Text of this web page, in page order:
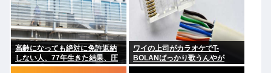
高齢になっても絶対に免許返納
しない人、77年生きた結果、圧
倒的な『そうはならんやろ』で
ワイの上司がカラオケでT-
BOLANばっかり歌うんやが